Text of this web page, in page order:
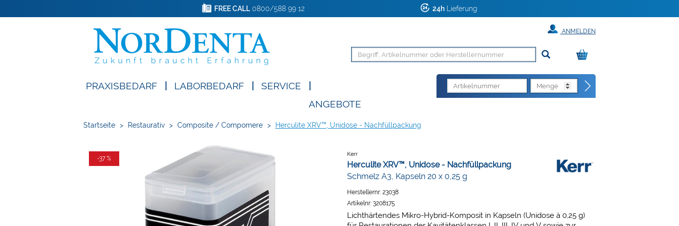
FREE CALL0800/588 99 12 24h Lieferung
ANMELDEN
PRAXISBEDARF LABORBEDARF SERVICE
ANGEBOTE
Startseite > Restaurativ > Composite / Compomere > Herculite XRV™, Unidose - Nachfüllpackung
-37 %
Kerr
Herculite XRV™, Unidose - Nachfüllpackung
Schmelz A3, Kapseln 20 x 0,25 g
Herstellernr: 23038
Artikelnr: 3208175
Lichthärtendes Mikro-Hybrid-Komposit in Kapseln (Unidose à 0,25 g)